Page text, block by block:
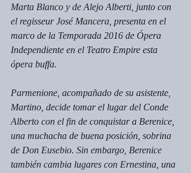
Marta Blanco y de Alejo Alberti, junto con
el regisseur José Mancera, presenta en el
marco de la Temporada 2016 de Ópera
Independiente en el Teatro Empire esta
ópera buffa.
Parmenione, acompañado de su asistente,
Martino, decide tomar el lugar del Conde
Alberto con el fin de conquistar a Berenice,
una muchacha de buena posición, sobrina
de Don Eusebio. Sin embargo, Berenice
también cambia lugares con Ernestina, una